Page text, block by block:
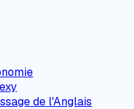
de l'Anglais